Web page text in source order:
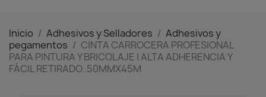
Inicio Adhesivos y Selladores
Adhesivos y
pegamentos
CINTA CARROCERA PROFESIONAL
PARA PINTURA Y BRICOLAJE | ALTA ADHERENCIA Y
FÁCIL RETIRADO..50MMX45M